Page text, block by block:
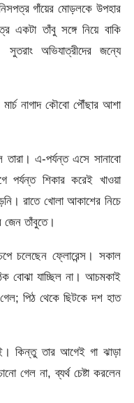
গাঁয়ের মোড়লকে উপহার
একটা তাঁবু সঙ্গে নিয়ে বাকি
অভিযাত্রীদের জন্যে
নাগাদ কৌবো পৌঁছার আশা
তারা। এ-পর্যন্ত এসে সানাবো
পর্যন্ত শিকার করেই খাওয়া
রাতে খোলা আকাশের নিচে
জেন তাঁবুতে।
চলেছেন ফ্লোরেন্স। সকাল
বোঝা যাচ্ছিল না। আচমকাই
পিঠ থেকে ছিটকে দশ হাত
কিন্তু তার আগেই গা ঝাড়া
গেল না, ব্যর্থ চেষ্টা করলেন